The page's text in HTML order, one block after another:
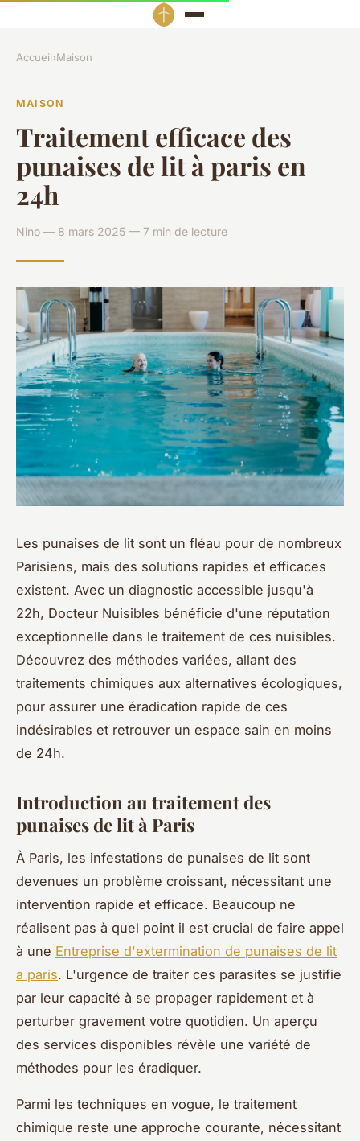
Accueil›Maison
MAISON
Traitement efficace des
punaises de lit à paris en
24h
Nino — 8 mars 2025 — 7 min de lecture
Les punaises de lit sont un fléau pour de nombreux
Parisiens, mais des solutions rapides et efficaces
existent. Avec un diagnostic accessible jusqu'à
22h, Docteur Nuisibles bénéficie d'une réputation
exceptionnelle dans le traitement de ces nuisibles.
Découvrez des méthodes variées, allant des
traitements chimiques aux alternatives écologiques,
pour assurer une éradication rapide de ces
indésirables et retrouver un espace sain en moins
de 24h.
Introduction au traitement des
punaises de lit à Paris
À Paris, les infestations de punaises de lit sont
devenues un problème croissant, nécessitant une
intervention rapide et efficace. Beaucoup ne
réalisent pas à quel point il est crucial de faire appel
à une Entreprise d'extermination de punaises de lit
a paris. L'urgence de traiter ces parasites se justifie
par leur capacité à se propager rapidement et à
perturber gravement votre quotidien. Un aperçu
des services disponibles révèle une variété de
méthodes pour les éradiquer.
Parmi les techniques en vogue, le traitement
chimique reste une approche courante, nécessitant